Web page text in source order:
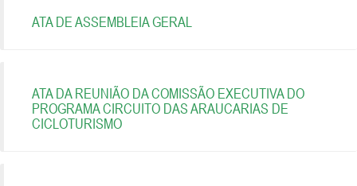
ATA DE ASSEMBLEIA GERAL
ATA DA REUNIÃO DA COMISSÃO EXECUTIVA DO
PROGRAMA CIRCUITO DAS ARAUCARIAS DE
CICLOTURISMO